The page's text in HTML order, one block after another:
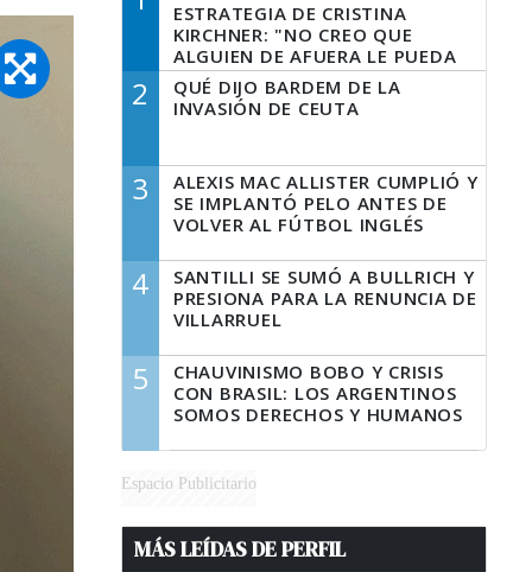
ESTRATEGIA DE CRISTINA
KIRCHNER: "NO CREO QUE
ALGUIEN DE AFUERA LE PUEDA
DECIR A LA JUSTICIA LO QUE
TIENE QUE HACER"
2
QUÉ DIJO BARDEM DE LA
INVASIÓN DE CEUTA
3
ALEXIS MAC ALLISTER CUMPLIÓ Y
SE IMPLANTÓ PELO ANTES DE
VOLVER AL FÚTBOL INGLÉS
4
SANTILLI SE SUMÓ A BULLRICH Y
PRESIONA PARA LA RENUNCIA DE
VILLARRUEL
5
CHAUVINISMO BOBO Y CRISIS
CON BRASIL: LOS ARGENTINOS
SOMOS DERECHOS Y HUMANOS
Espacio Publicitario
MÁS LEÍDAS DE PERFIL